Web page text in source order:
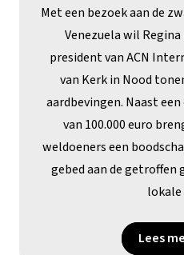
Met een bezoek aan de
Venezuela wil
president van ACN
van Kerk in Nood
aardbevingen. Naast
van 100.000 euro
weldoeners een
gebed aan de getroffen
lokale
Lees